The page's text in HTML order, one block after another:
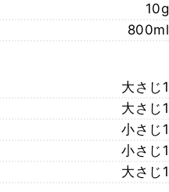
10g
800ml
大さじ1
大さじ1
小さじ1
小さじ1
大さじ1